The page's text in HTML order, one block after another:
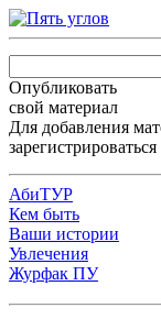
Опубликовать
свой материал
Для добавления
зарегистрироваться
АбиТУР
Кем быть
Ваши истории
Увлечения
Журфак ПУ